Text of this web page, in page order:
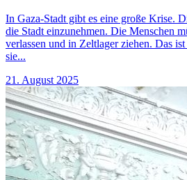
In Gaza-Stadt gibt es eine große Krise.
die Stadt einzunehmen. Die Menschen
verlassen und in Zeltlager ziehen. Das
sie...
21. August 2025